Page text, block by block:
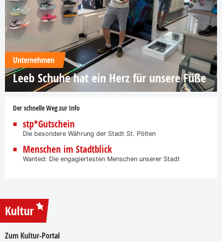
Unternehmen
Leeb Schuhe hat ein Herz für unsere Füße
Der schnelle Weg zur Info
stp*Gutschein
Die besondere Währung der Stadt St. Pölten
Menschen im Stadtblick
Wanted: Die engagiertesten Menschen unserer Stadt
Kultur
Zum Kultur-Portal